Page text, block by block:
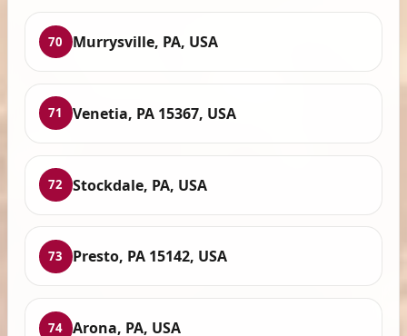
70 Murrysville, PA, USA
71 Venetia, PA 15367, USA
72 Stockdale, PA, USA
73 Presto, PA 15142, USA
74 Arona, PA, USA